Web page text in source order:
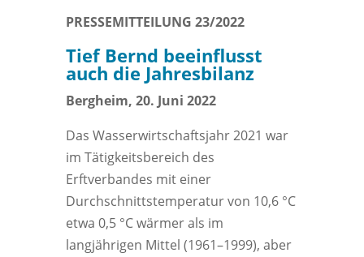
PRESSEMITTEILUNG 23/2022
Tief Bernd beeinflusst
auch die Jahresbilanz
Bergheim, 20. Juni 2022
Das Wasserwirtschaftsjahr 2021 war
im Tätigkeitsbereich des
Erftverbandes mit einer
Durchschnittstemperatur von 10,6 °C
etwa 0,5 °C wärmer als im
langjährigen Mittel (1961–1999), aber